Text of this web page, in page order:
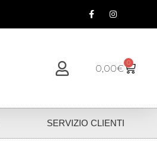
0,00€ 0
SERVIZIO CLIENTI